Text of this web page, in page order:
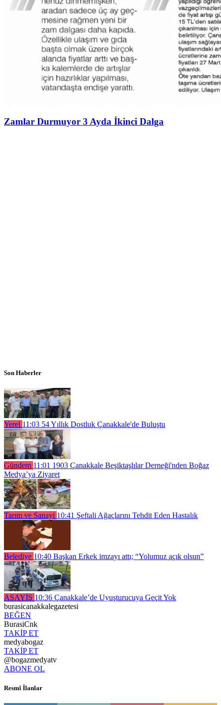
Zamlar Durmuyor 3 Ayda İkinci Dalga
Son Haberler
Yerel 11:03 54 Yıllık Dostluk Çanakkale'de Buluştu
Gündem 11:01 1903 Çanakkale Beşiktaşlılar Derneği'nden Boğaz
Medya’ya Ziyaret
Tarım ve Sanayi 10:41 Şeftali Ağaçlarını Tehdit Eden Hastalık
Belediye 10:40 Başkan Erkek imzayı attı; “Yolumuz açık olsun”
ASAYİŞ 10:36 Çanakkale’de Uyuşturucuya Geçit Yok
burasicanakkalegazetesi
BEĞEN
BurasiCnk
TAKİP ET
medyabogaz
TAKİP ET
@bogazmedyatv
ABONE OL
Resmî İlanlar